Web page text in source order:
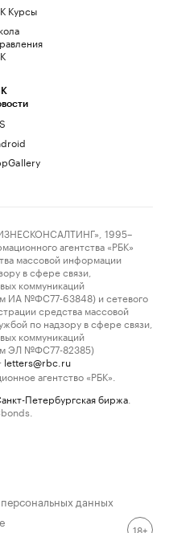
Курсы
1995–
агентства «РБК»
массовой информации
в сфере связи,
коммуникаций
ИА №ФС77-63848) и сетевого
средства массовой
по надзору в сфере связи,
коммуникаций
ЭЛ №ФС77-82385)
letters@rbc.ru
агентство «РБК».
Петербургская биржа
данных
18+